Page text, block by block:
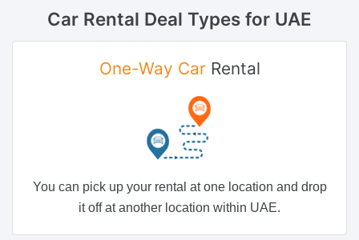
Car Rental Deal Types for UAE
One-Way CarRental
You can pick up your rental at one location and drop
it off at another location within UAE.